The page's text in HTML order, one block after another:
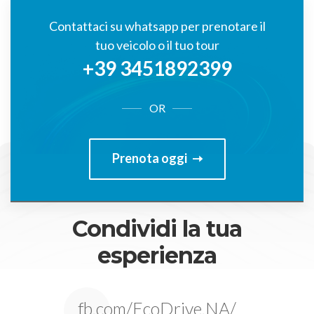
Contattaci su whatsapp per prenotare il
tuo veicolo o il tuo tour
+39 3451892399
OR
Prenota oggi
Condividi la tua
esperienza
fb.com/EcoDrive.NA/